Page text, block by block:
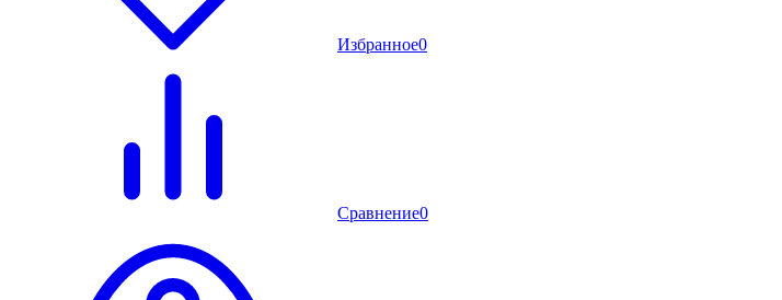
Избранное0
Сравнение0